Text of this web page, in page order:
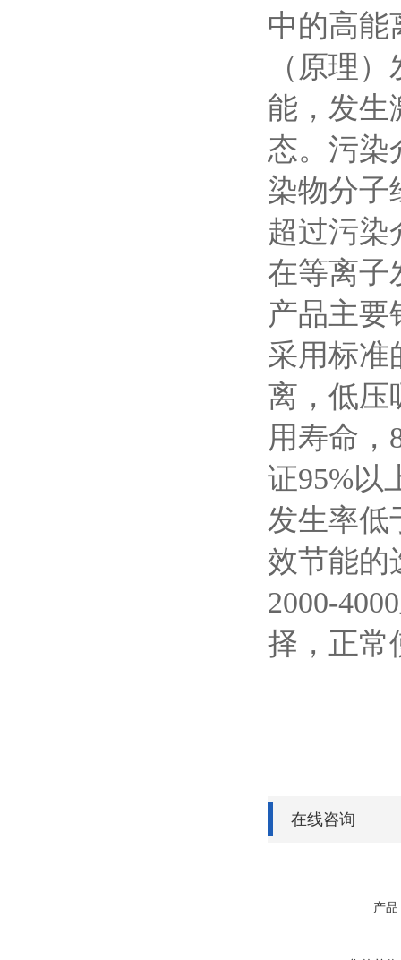
中的高能
（原理
能，发生
态。污染
染物分子
超过污染
在等离子
产品主要
采用标准
离，低压
用寿命，
证95%以
发生率低
效节能的
2000-
择，正常
在线咨询
产品